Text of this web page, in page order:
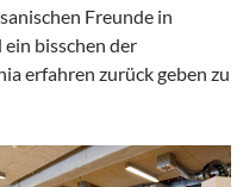
Freunde in
bisschen der
erfahren zurück geben zu